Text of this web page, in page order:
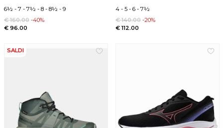
6½ -7 -7½ -8 -8½ -9
€ 160.00 -40%
€ 96.00
4 -5 -6 -7½
€ 140.00 -20%
€ 112.00
SALDI